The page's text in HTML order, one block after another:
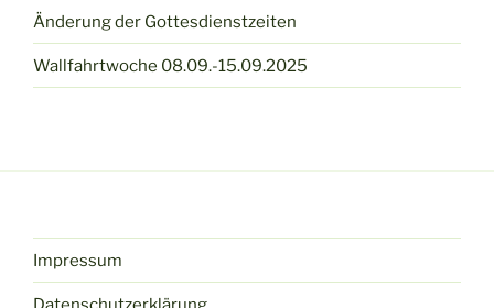
Änderung der Gottesdienstzeiten
Wallfahrtwoche 08.09.-15.09.2025
Impressum